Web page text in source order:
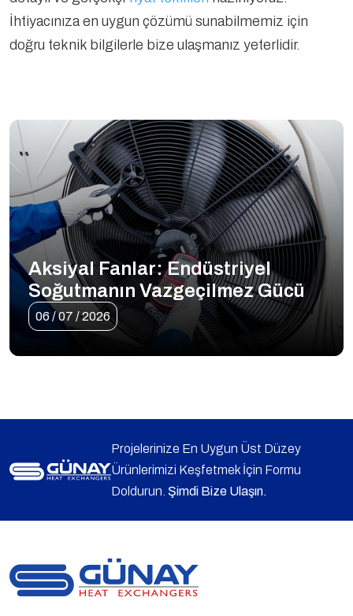
İhtiyacınıza en uygun çözümü sunabilmemiz için
doğru teknik bilgilerle bize ulaşmanız yeterlidir.
Aksiyal Fanlar: Endüstriyel
Soğutmanın Vazgeçilmez Gücü
06 / 07 / 2026
Projelerinize En Uygun Üst Düzey
Ürünlerimizi Keşfetmek İçin Formu
Doldurun. Şimdi Bize Ulaşın.